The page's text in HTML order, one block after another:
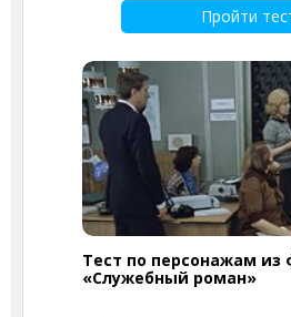
Пройти
Тест по персонажам из
«Служебный роман»